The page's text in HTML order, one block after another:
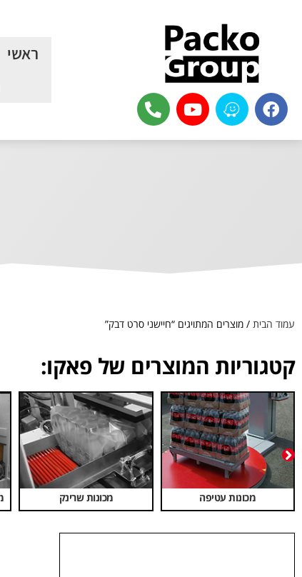
ראשי
עמוד הבית / מוצרים המתויגים “חיישני סרט דבק”
קטגוריות המוצרים של פאקו:
מכונות חביקה מכונות הלחמה ומלחמים